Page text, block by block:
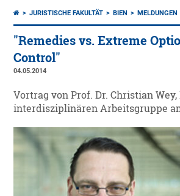
JURISTISCHE FAKULTÄT BIEN MELDUNGEN
"Remedies vs. Extreme
Control"
04.05.2014
Vortrag von Prof. Dr. Christian Wey,
interdisziplinären Arbeitsgruppe